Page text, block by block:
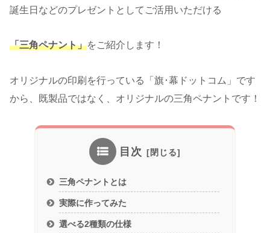
誕生日などのプレゼントとしてご活用いただける
「三角ペナント」をご紹介します！
オリジナルの印刷を行っている「旗･幕ドットコム」です
から、既製品ではなく、オリジナルの三角ペナントです！
目次
三角ペナントとは
実際に作ってみた
選べる2種類の仕様